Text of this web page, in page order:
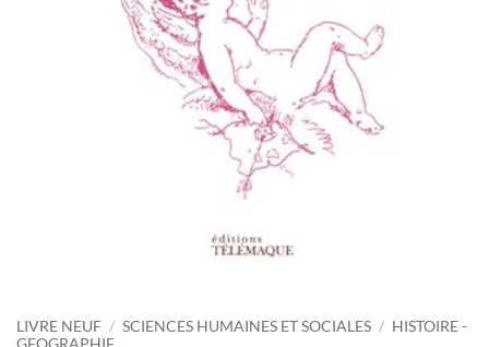
LIVRE NEUF / SCIENCES HUMAINES ET SOCIALES / HISTOIRE -